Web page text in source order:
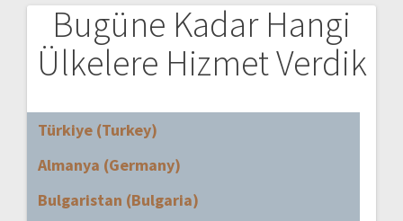
Bugüne Kadar Hangi
Ülkelere Hizmet Verdik
Türkiye (Turkey)
Almanya (Germany)
Bulgaristan (Bulgaria)